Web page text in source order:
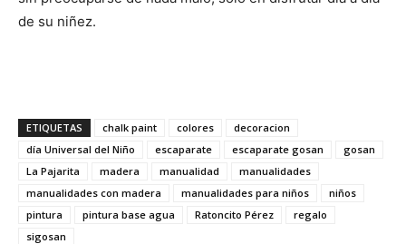
de su niñez.
ETIQUETAS chalk paint colores
decoracion
día Universal del Niño
escaparate escaparate gosan
gosan
La Pajarita
madera manualidad
manualidades
manualidades con madera
manualidades para niños
niños
pintura
pintura base agua Ratoncito Pérez
regalo
sigosan